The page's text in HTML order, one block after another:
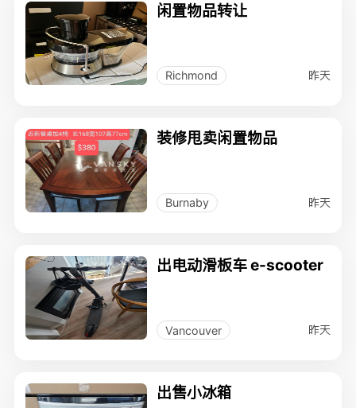
闲置物品转让
Richmond 昨天
装修甩卖闲置物品
Burnaby 昨天
出电动滑板车 e-scooter
Vancouver 昨天
出售小冰箱